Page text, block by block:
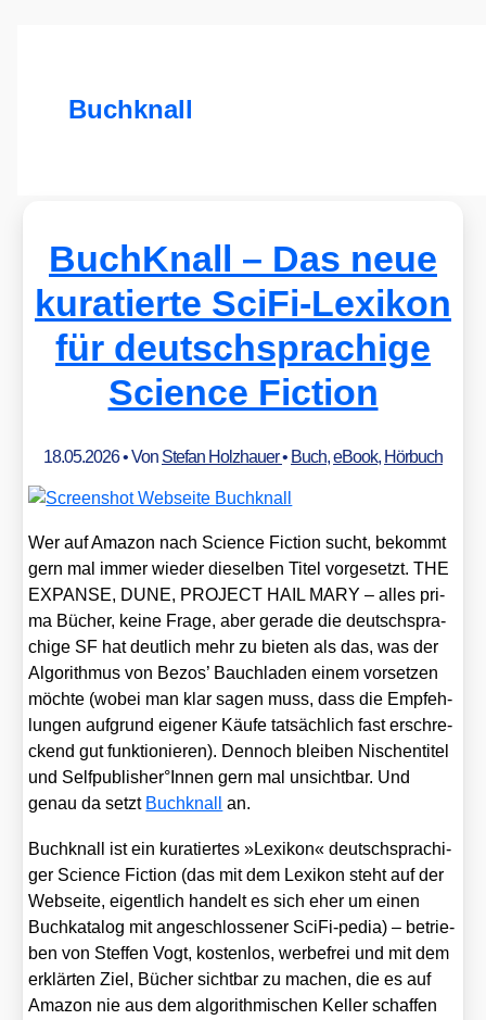
Buchknall
BuchKnall – Das neue
kuratierte SciFi-Lexikon
für deutschsprachige
Science Fiction
18.05.2026• Von Stefan Holzhauer• Buch,eBook, Hörbuch
Wer auf Ama­zon nach Sci­ence Fic­tion sucht, bekommt
gern mal immer wie­der die­sel­ben Titel vor­ge­setzt. THE
EXPANSE, DUNE, PROJECT HAIL MARY – alles pri­
ma Bücher, kei­ne Fra­ge, aber gera­de die deutsch­spra­
chi­ge SF hat deut­lich mehr zu bie­ten als das, was der
Algo­rith­mus von Bezos’ Bauch­la­den einem vor­set­zen
möch­te (wobei man klar sagen muss, dass die Emp­feh­
lun­gen auf­grund eige­ner Käu­fe tat­säch­lich fast erschre­
ckend gut funk­tio­nie­ren). Den­noch blei­ben Nischen­ti­tel
und Selfpublisher°Innen gern mal unsicht­bar. Und
genau da setzt Buch­knall an.
Buch­knall ist ein kura­tier­tes »Lexi­kon« deutsch­spra­chi­
ger Sci­ence Fic­tion (das mit dem Lexi­kon steht auf der
Web­sei­te, eigent­lich han­delt es sich eher um einen
Buch­ka­ta­log mit ange­schlos­se­ner Sci­Fi-pedia) – betrie­
ben von Stef­fen Vogt, kos­ten­los, wer­be­frei und mit dem
erklär­ten Ziel, Bücher sicht­bar zu machen, die es auf
Ama­zon nie aus dem algo­rith­mi­schen Kel­ler schaf­fen